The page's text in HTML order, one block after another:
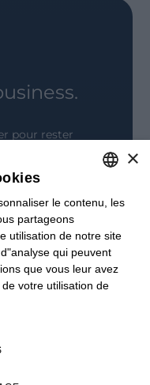
pour rester
ITALIAN
FRENCH
SPANISH
×
le contenu, les
partageons
utilisation de notre site
qui peuvent
que vous leur avez
votre utilisation de